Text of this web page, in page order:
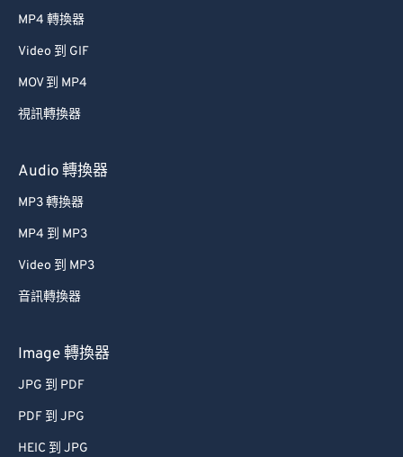
MP4 轉換器
Video 到 GIF
MOV 到 MP4
視訊轉換器
Audio 轉換器
MP3 轉換器
MP4 到 MP3
Video 到 MP3
音訊轉換器
Image 轉換器
JPG 到 PDF
PDF 到 JPG
HEIC 到 JPG